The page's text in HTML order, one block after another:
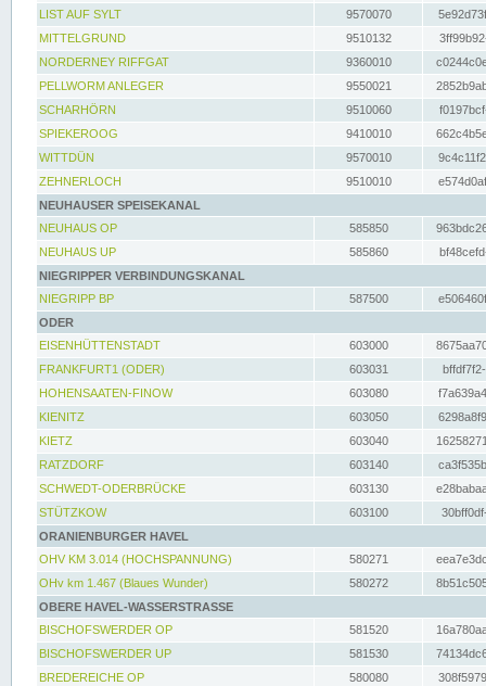
LIST AUF SYLT
9570070
MITTELGRUND
9510132
NORDERNEY RIFFGAT
9360010
PELLWORM ANLEGER
9550021
SCHARHÖRN
9510060
SPIEKEROOG
9410010
WITTDÜN
9570010
ZEHNERLOCH
9510010
NEUHAUSER SPEISEKANAL
NEUHAUS OP
585850
NEUHAUS UP
585860
NIEGRIPPER VERBINDUNGSKANAL
NIEGRIPP BP
587500
ODER
EISENHÜTTENSTADT
603000
FRANKFURT1 (ODER)
603031
HOHENSAATEN-FINOW
603080
KIENITZ
603050
KIETZ
603040
RATZDORF
603140
SCHWEDT-ODERBRÜCKE
603130
STÜTZKOW
603100
ORANIENBURGER HAVEL
OHV KM 3.014 (HOCHSPANNUNG)
580271
OHv km 1.467 (Blaues Wunder)
580272
OBERE HAVEL-WASSERSTRASSE
BISCHOFSWERDER OP
581520
BISCHOFSWERDER UP
581530
BREDEREICHE OP
580080